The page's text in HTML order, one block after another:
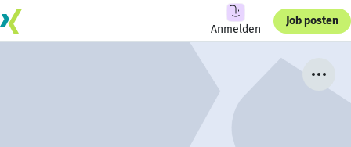
Anmelden
Job posten